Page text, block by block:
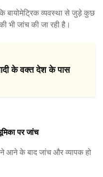
बायोमेट्रिक व्यवस्था से जुड़े कुछ
भी जांच की जा रही है।
के वक्त देश के पास
पर जांच
आने के बाद जांच और व्यापक हो